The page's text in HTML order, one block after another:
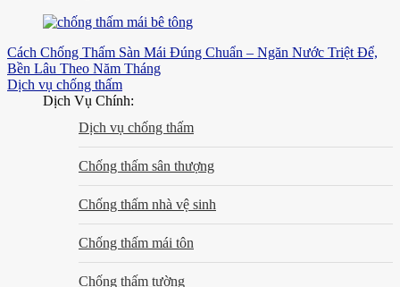
Cách Chống Thấm Sàn Mái Đúng Chuẩn – Ngăn Nước Triệt Để,
Bền Lâu Theo Năm Tháng
Dịch vụ chống thấm
Dịch Vụ Chính:
Dịch vụ chống thấm
Chống thấm sân thượng
Chống thấm nhà vệ sinh
Chống thấm mái tôn
Chống thấm tường